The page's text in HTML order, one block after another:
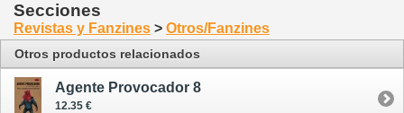
Secciones
Revistas y Fanzines > Otros/Fanzines
Otros productos relacionados
Agente Provocador 8
12.35 €